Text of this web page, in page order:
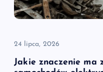
24 lipca, 2026
Jakie znaczenie ma